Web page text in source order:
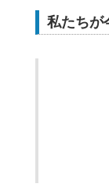
私たちが